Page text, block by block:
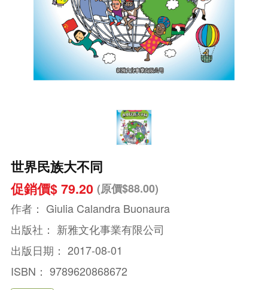
世界民族大不同
促銷價$ 79.20 (原價$88.00)
作者： Giulia Calandra Buonaura
出版社： 新雅文化事業有限公司
出版日期： 2017-08-01
ISBN： 9789620868672